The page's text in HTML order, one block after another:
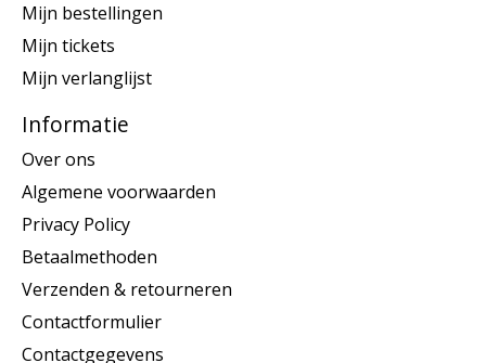
Mijn bestellingen
Mijn tickets
Mijn verlanglijst
Informatie
Over ons
Algemene voorwaarden
Privacy Policy
Betaalmethoden
Verzenden & retourneren
Contactformulier
Contactgegevens